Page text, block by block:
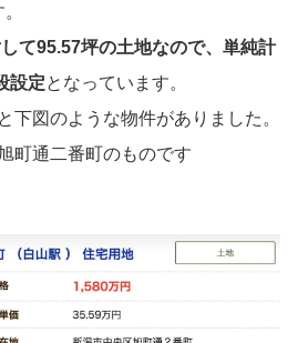
て95.57坪の土地なので、単純計
設定となっています。
下図のような物件がありました。
町通二番町のものです